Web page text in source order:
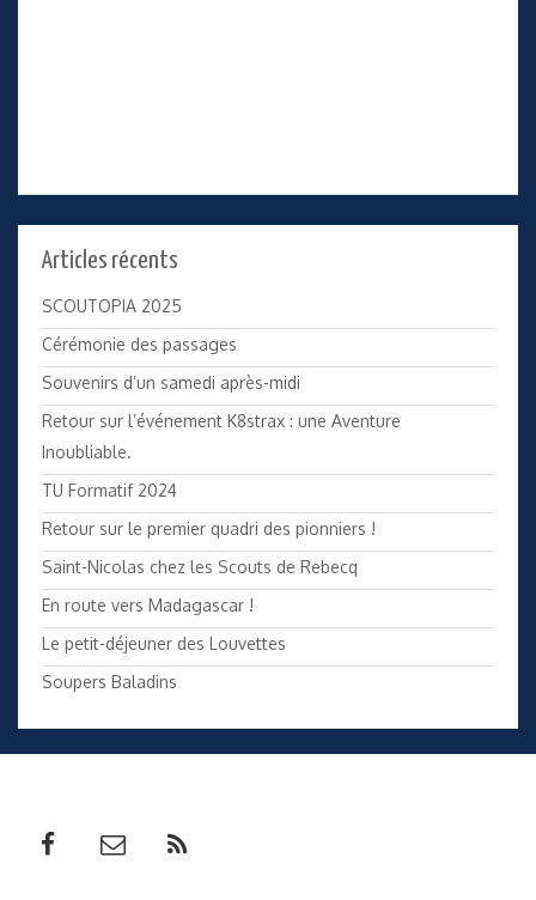
Articles récents
SCOUTOPIA 2025
Cérémonie des passages
Souvenirs d’un samedi après-midi
Retour sur l’événement K8strax : une Aventure
Inoubliable.
TU Formatif 2024
Retour sur le premier quadri des pionniers !
Saint-Nicolas chez les Scouts de Rebecq
En route vers Madagascar !
Le petit-déjeuner des Louvettes
Soupers Baladins